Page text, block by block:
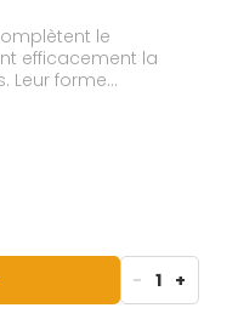
le
efficacement la
Leur forme
assurent une
tandis que leur tige
les risques
imprégnés de
protecteur,
propre et
jour après jour.
- 1 +